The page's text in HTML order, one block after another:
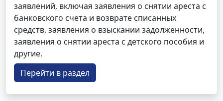
заявлений, включая заявления о снятии ареста с
банковского счета и возврате списанных
средств, заявления о взыскании задолженности,
заявления о снятии ареста с детского пособия и
другие.
Перейти в раздел